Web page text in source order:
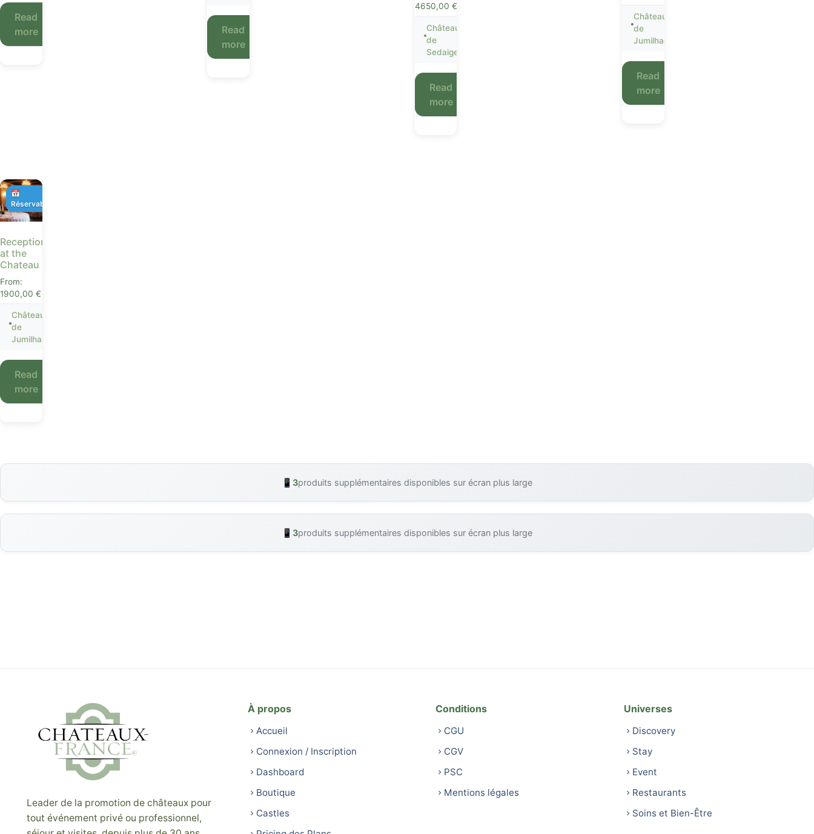
Read
more
Read
more
4650,00 €
Château
de
Sedaiges
Read
more
Château
de
Jumilhac
Read
more
Receptions
at the
Chateau
From:
1900,00 €
📅
Réservable
Château
de
Jumilhac
Read
more
📱 3produits supplémentaires disponibles sur écran plus large
📱 3produits supplémentaires disponibles sur écran plus large
Leader de la promotion de châteaux pour
tout événement privé ou professionnel,
À propos
Accueil
Connexion / Inscription
Dashboard
Boutique
Castles
Conditions
CGU
CGV
PSC
Mentions légales
Universes
Discovery
Stay
Event
Restaurants
Soins et Bien-Être